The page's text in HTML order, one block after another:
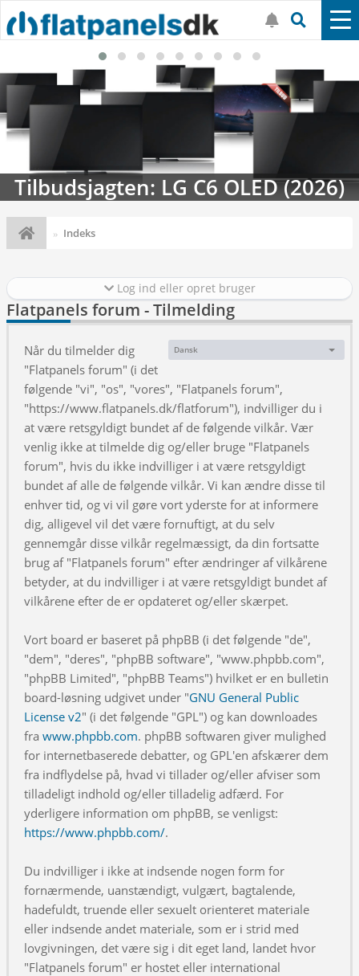
Tilbudsjagten: LG C6 OLED (2026)
Indeks
Log ind eller opret bruger
Flatpanels forum - Tilmelding
Sprog:
Dansk
Når du tilmelder dig
"Flatpanels forum" (i det
følgende "vi", "os", "vores", "Flatpanels forum",
"https://www.flatpanels.dk/flatforum"), indvilliger du i
at være retsgyldigt bundet af de følgende vilkår. Vær
venlig ikke at tilmelde dig og/eller bruge "Flatpanels
forum", hvis du ikke indvilliger i at være retsgyldigt
bundet af alle de følgende vilkår. Vi kan ændre disse til
enhver tid, og vi vil gøre vort yderste for at informere
dig, alligevel vil det være fornuftigt, at du selv
gennemgår disse vilkår regelmæssigt, da din fortsatte
brug af "Flatpanels forum" efter ændringer af vilkårene
betyder, at du indvilliger i at være retsgyldigt bundet af
vilkårene efter de er opdateret og/eller skærpet.
Vort board er baseret på phpBB (i det følgende "de",
"dem", "deres", "phpBB software", "www.phpbb.com",
"phpBB Limited", "phpBB Teams") hvilket er en bulletin
board-løsning udgivet under "GNU General Public
License v2" (i det følgende "GPL") og kan downloades
fra www.phpbb.com. phpBB softwaren giver mulighed
for internetbaserede debatter, og GPL'en afskærer dem
fra indflydelse på, hvad vi tillader og/eller afviser som
tilladeligt indhold og/eller tilladelig adfærd. For
yderligere information om phpBB, se venligst:
https://www.phpbb.com/.
Du indvilliger i ikke at indsende nogen form for
fornærmende, uanstændigt, vulgært, bagtalende,
hadefuldt, truende eller sexuelt orienteret materiale
eller indsende andet materiale, som er i strid med
lovgivningen, det være sig i dit eget land, landet hvor
"Flatpanels forum" er hostet eller international